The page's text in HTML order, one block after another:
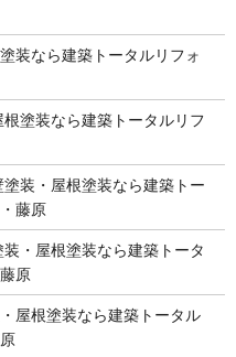
装なら建築トータルリフォ
塗装なら建築トータルリフ
装・屋根塗装なら建築トー
藤原
・屋根塗装なら建築トータ
原
屋根塗装なら建築トータル